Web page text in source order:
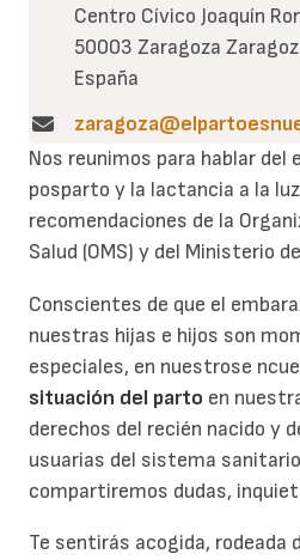
Nos reunimos para hablar del
posparto y la lactancia a la
recomendaciones de la
Salud (OMS) y del Ministerio
Conscientes de que el
nuestras hijas e hijos son
especiales, en nuestrose
situación del parto en
derechos del recién nacido y
usuarias del sistema
compartiremos dudas,
Te sentirás acogida, rodeada
Centro Cívico Joaquín
50003 Zaragoza
España